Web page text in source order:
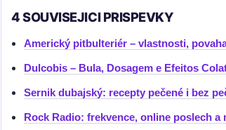
4 SOUVISEJICI PRISPEVKY
Americký pitbulteriér – vlastnosti,
Dulcobis – Bula, Dosagem e Efeitos
Sernik dubajský: recepty pečené i bez
Rock Radio: frekvence, online poslech a